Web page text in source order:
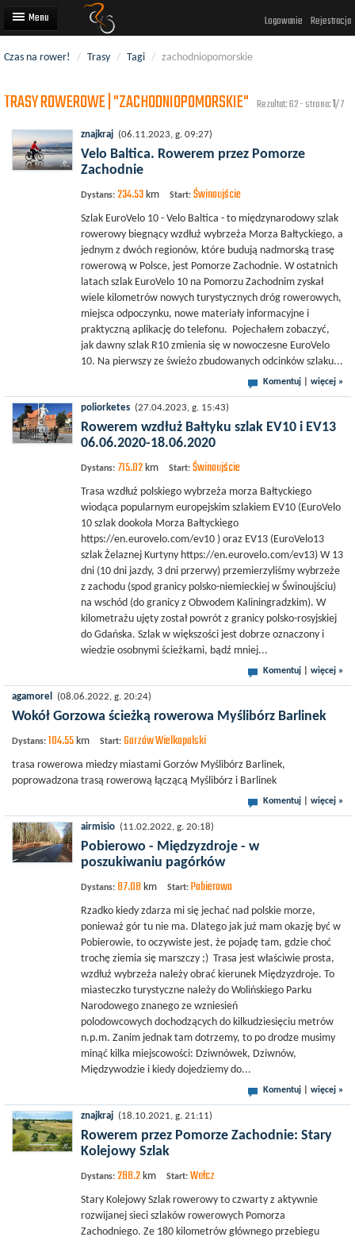
Logowanie Rejestracja
Trasy rowerowe
Wyścigi rowerowe
Użytkownicy
Czas na rower! / Trasy / Tagi / zachodniopomorskie
TRASY ROWEROWE | "ZACHODNIOPOMORSKIE" Rezultat: 62 - strona:1/7
znajkraj (06.11.2023, g. 09:27)
Velo Baltica. Rowerem przez Pomorze
Zachodnie
Dystans: 234.53 km Start: Świnoujście
Szlak EuroVelo 10 - Velo Baltica - to międzynarodowy szlak
rowerowy biegnący wzdłuż wybrzeża Morza Bałtyckiego, a
jednym z dwóch regionów, które budują nadmorską trasę
rowerową w Polsce, jest Pomorze Zachodnie. W ostatnich
latach szlak EuroVelo 10 na Pomorzu Zachodnim zyskał
wiele kilometrów nowych turystycznych dróg rowerowych,
miejsca odpoczynku, nowe materiały informacyjne i
praktyczną aplikację do telefonu. Pojechałem zobaczyć,
jak dawny szlak R10 zmienia się w nowoczesne EuroVelo
10. Na pierwszy ze świeżo zbudowanych odcinków szlaku...
Komentuj więcej »
poliorketes (27.04.2023, g. 15:43)
Rowerem wzdłuż Bałtyku szlak EV10 i EV13
06.06.2020-18.06.2020
Dystans: 715.02 km Start: Świnoujście
Trasa wzdłuż polskiego wybrzeża morza Bałtyckiego
wiodąca popularnym europejskim szlakiem EV10 (EuroVelo
10 szlak dookoła Morza Bałtyckiego
https://en.eurovelo.com/ev10 ) oraz EV13 (EuroVelo13
szlak Żelaznej Kurtyny https://en.eurovelo.com/ev13) W 13
dni (10 dni jazdy, 3 dni przerwy) przemierzyliśmy wybrzeże
z zachodu (spod granicy polsko-niemieckiej w Świnoujściu)
na wschód (do granicy z Obwodem Kaliningradzkim). W
kilometrażu ujęty został powrót z granicy polsko-rosyjskiej
do Gdańska. Szlak w większości jest dobrze oznaczony i
wiedzie osobnymi ścieżkami, bądź mniej...
Komentuj więcej »
agamorel (08.06.2022, g. 20:24)
Wokół Gorzowa ścieżką rowerowa Myślibórz Barlinek
Dystans: 104.55 km Start: Gorzów Wielkopolski
trasa rowerowa miedzy miastami Gorzów Myślibórz Barlinek,
poprowadzona trasą rowerową łączącą Myślibórz i Barlinek
Komentuj więcej »
airmisio (11.02.2022, g. 20:18)
Pobierowo - Międzyzdroje - w
poszukiwaniu pagórków
Dystans: 87.08 km Start: Pobierowo
Rzadko kiedy zdarza mi się jechać nad polskie morze,
ponieważ gór tu nie ma. Dlatego jak już mam okazję być w
Pobierowie, to oczywiste jest, że pojadę tam, gdzie choć
trochę ziemia się marszczy ;) Trasa jest właściwie prosta,
wzdłuż wybrzeża należy obrać kierunek Międzyzdroje. To
miasteczko turystyczne należy do Wolińskiego Parku
Narodowego znanego ze wzniesień
polodowcowych dochodzących do kilkudziesięciu metrów
n.p.m. Zanim jednak tam dotrzemy, to po drodze musimy
minąć kilka miejscowości: Dziwnówek, Dziwnów,
Międzywodzie i kiedy dojedziemy do...
Komentuj więcej »
znajkraj (18.10.2021, g. 21:11)
Rowerem przez Pomorze Zachodnie: Stary
Kolejowy Szlak
Dystans: 288.2 km Start: Wałcz
Stary Kolejowy Szlak rowerowy to czwarty z aktywnie
rozwijanej sieci szlaków rowerowych Pomorza
Zachodniego. Ze 180 kilometrów głównego przebiegu